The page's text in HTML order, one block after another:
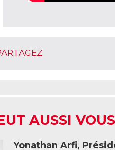
AUSSI
Yonathan Arfi,